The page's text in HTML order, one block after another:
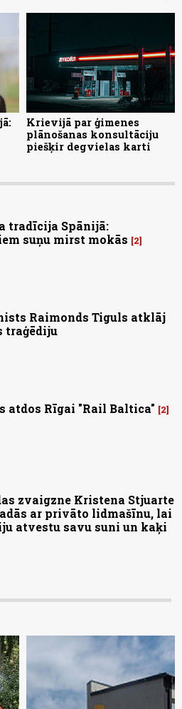
Krievijā par ģimenes
plānošanas konsultāciju
piešķir degvielas karti
tradīcija Spānijā:
suņu mirst mokās
2
Raimonds Tiguls atklāj
traģēdiju
atdos Rīgai "Rail Baltica" 2
zvaigzne Kristena Stjuarte
ar privāto lidmašīnu, lai
atvestu savu suni un kaķi